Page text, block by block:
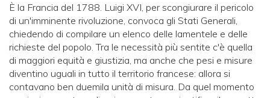
È la Francia del 1788. Luigi XVI, per scongiurare il pericolo
di un'imminente rivoluzione, convoca gli Stati Generali,
chiedendo di compilare un elenco delle lamentele e delle
richieste del popolo. Tra le necessità più sentite c'è quella
di maggiori equità e giustizia, ma anche che pesi e misure
diventino uguali in tutto il territorio francese: allora si
contavano ben duemila unità di misura. Da quel momento